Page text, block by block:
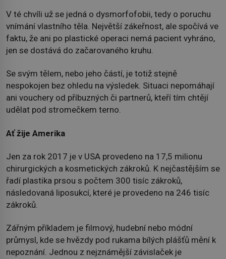
V té chvíli už se jedná o dysmorfofobii, tedy o poruchu
vnímání vlastního těla. Největší zákeřnost, ale spočívá ve
faktu, že ani po plastické operaci nemá pacient vyhráno,
jen se dostává do začarovaného kruhu.
Se svým tělem, nebo jeho částí, je totiž stejně
nespokojen bez ohledu na výsledek. Situaci nepomáhají
ani vouchery od příbuzných či partnerů, kteří tím chtějí
udělat pod stromečkem terno.
Ať žije Amerika
Jen za rok 2017 je v USA provedeno na 17,5 milionu
chirurgických a kosmetických zákroků. K nejčastějším se
řadí plastika prsou s počtem 300 tisíc zákroků,
následovaná liposukcí, které je provedeno na 246 tisíc
zákroků.
Zářným příkladem je filmový, hudební nebo módní
průmysl, kde se hvězdy pod rukama bílých plášťů mění k
nepoznání. Jednou z nejznámější závislaček je